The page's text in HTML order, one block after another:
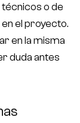
o de
el proyecto.
en la misma
duda antes